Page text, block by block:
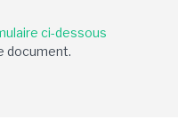
ci-dessous
document.